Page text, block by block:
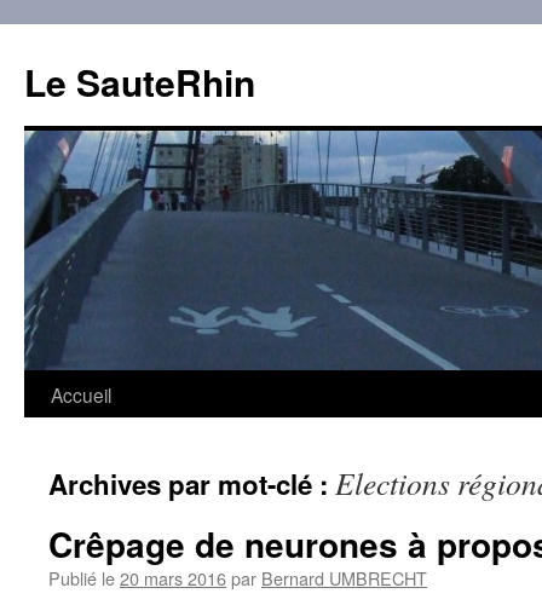
contenu
Le SauteRhin
Accueil
Archives par mot-clé : Elections
Crêpage de neurones à
Publié le20 mars 2016par Bernard UMBRECHT